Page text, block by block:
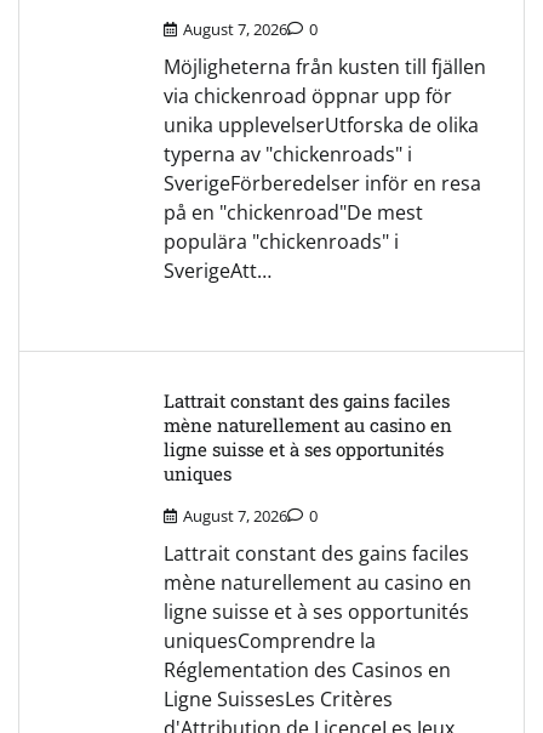
August 7, 2026 0
Möjligheterna från kusten till fjällen
via chickenroad öppnar upp för
unika upplevelserUtforska de olika
typerna av "chickenroads" i
SverigeFörberedelser inför en resa
på en "chickenroad"De mest
populära "chickenroads" i
SverigeAtt…
Lattrait constant des gains faciles
mène naturellement au casino en
ligne suisse et à ses opportunités
uniques
August 7, 2026 0
Lattrait constant des gains faciles
mène naturellement au casino en
ligne suisse et à ses opportunités
uniquesComprendre la
Réglementation des Casinos en
Ligne SuissesLes Critères